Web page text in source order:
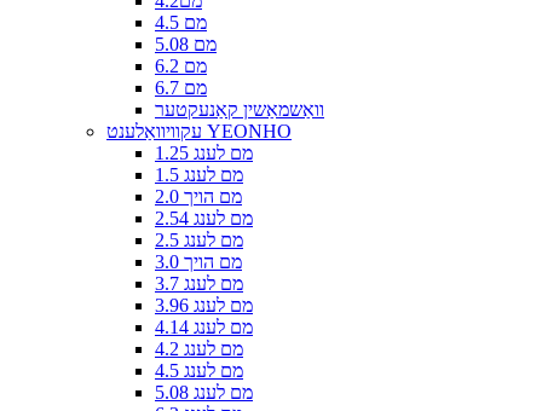
4.5 מם
5.08 מם
6.2 מם
6.7 מם
וואַשמאַשין קאַנעקטער
עקוויוואַלענט YEONHO
1.25 מם לענג
1.5 מם לענג
2.0 מם הויך
2.54 מם לענג
2.5 מם לענג
3.0 מם הויך
3.7 מם לענג
3.96 מם לענג
4.14 מם לענג
4.2 מם לענג
4.5 מם לענג
5.08 מם לענג